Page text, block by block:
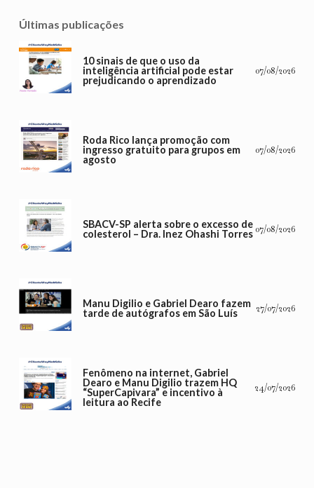
Últimas publicações
10 sinais de que o uso da
inteligência artificial pode estar
prejudicando o aprendizado
07/08/2026
Roda Rico lança promoção com
ingresso gratuito para grupos em
agosto
07/08/2026
SBACV-SP alerta sobre o excesso de
colesterol – Dra. Inez Ohashi Torres 07/08/2026
Manu Digilio e Gabriel Dearo fazem
tarde de autógrafos em São Luís
27/07/2026
Fenômeno na internet, Gabriel
Dearo e Manu Digilio trazem HQ
“SuperCapivara” e incentivo à
leitura ao Recife
24/07/2026